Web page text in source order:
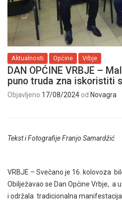
Aktualnosti Općine Vrbje
DAN OPĆINE VRBJE –
puno truda zna iskoristiti
Objavljeno 17/08/2024 od Novagra
Tekst i Fotografije Franjo Samardžić
VRBJE – Svečano je 16. kolovoza
Obilježavao se Dan Općine Vrbje, a
i održala tradicionalna manifestacija